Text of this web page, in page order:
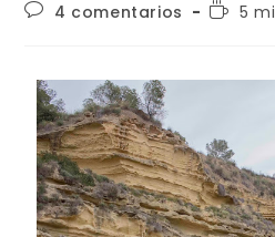
4 comentarios
5